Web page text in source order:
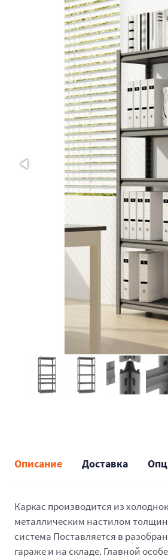
Описание Доставка
Каркас производится из
металлическим настилом
система Поставляется в
гараже и на складе. Главной